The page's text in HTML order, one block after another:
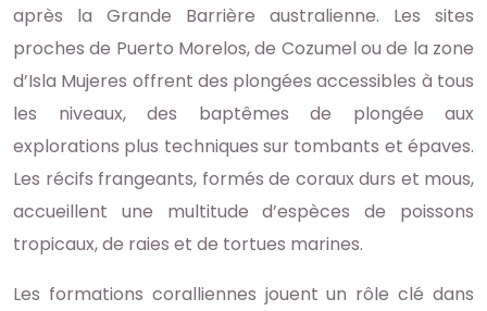
après la Grande Barrière australienne. Les sites
proches de Puerto Morelos, de Cozumel ou de la zone
d’Isla Mujeres offrent des plongées accessibles à tous
les niveaux, des baptêmes de plongée aux
explorations plus techniques sur tombants et épaves.
Les récifs frangeants, formés de coraux durs et mous,
accueillent une multitude d’espèces de poissons
tropicaux, de raies et de tortues marines.
Les formations coralliennes jouent un rôle clé dans